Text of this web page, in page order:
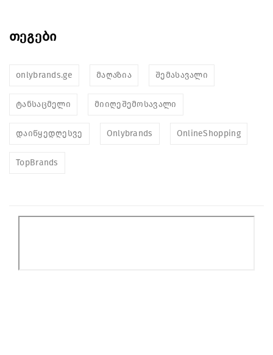
თეგები
onlybrands.ge მაღაზია შემასავალი
ტანსაცმელი მიიღეშემოსავალი
დაიწყედღესვე Onlybrands OnlineShopping
TopBrands